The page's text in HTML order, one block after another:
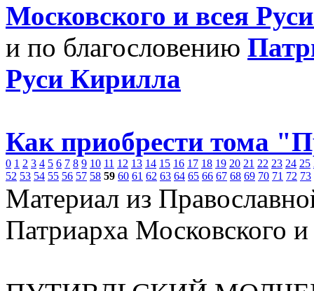
Московского и всея
и по благословению
Руси Кирилла
Как приобрести тома
0 1 2 3 4 5 6 7 8 9 10 11 12 13 14 15 16 17 18 19 20 21 22 23 24 25
52 53 54 55 56 57 58 59 60 61 62 63 64 65 66 67 68 69 70 71 72 73
Материал из
Патриарха Московского